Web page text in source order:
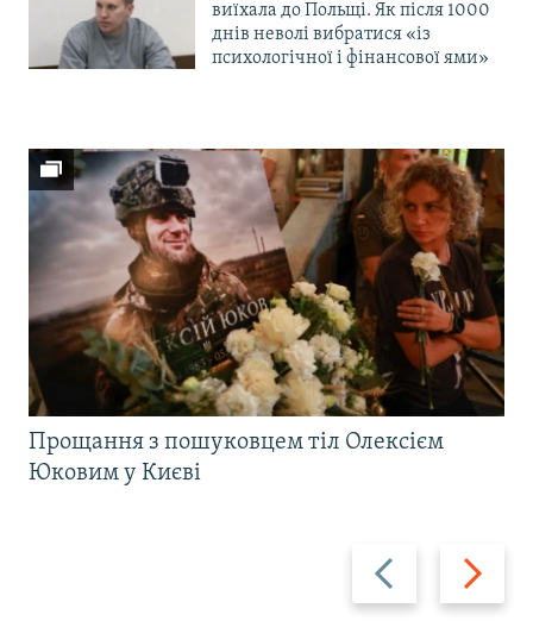
виїхала до Польщі. Як після 1000
днів неволі вибратися «із
психологічної і фінансової ями»
Назад Вперед
Прощання з пошуковцем тіл Олексієм
Юковим у Києві